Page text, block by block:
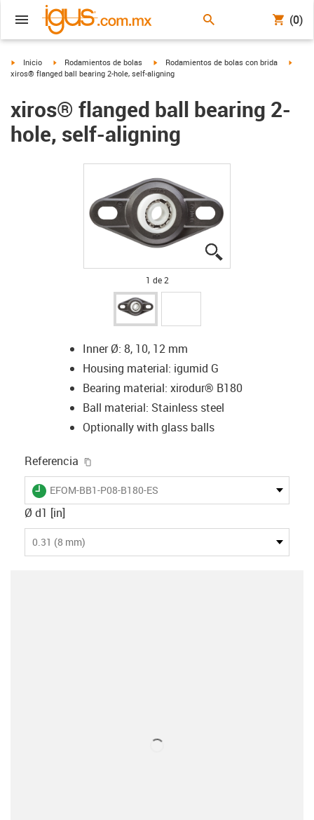
(0)
igus-icon-arrow-right
Inicio igus-icon-arrow-right
Rodamientos de bolas igus-icon-arrow-right
Rodamientos de bolas con brida
xiros® flanged ball bearing 2-hole, self-aligning
xiros® flanged ball bearing 2-
hole, self-aligning
1 de 2
Inner Ø: 8, 10, 12 mm
Housing material: igumid G
Bearing material: xirodur® B180
Ball material: Stainless steel
Optionally with glass balls
Referencia
igus-icon-lieferzeit
EFOM-BB1-P08-B180-ES
Ø d1 [in]
0.31 (8 mm)